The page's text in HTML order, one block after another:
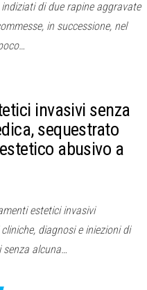
di due rapine aggravate
in successione, nel
invasivi senza
sequestrato
abusivo a
estetici invasivi
diagnosi e iniezioni di
alcuna…